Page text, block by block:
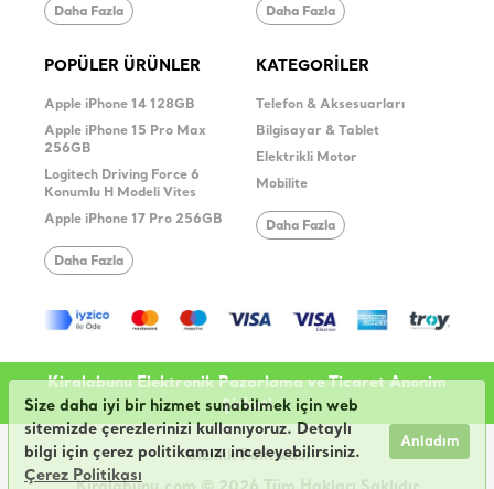
Size daha iyi bir hizmet sunabilmek için web
sitemizde çerezlerinizi kullanıyoruz. Detaylı
bilgi için çerez politikamızı inceleyebilirsiniz.
Çerez Politikası
Anladım
Daha Fazla Daha Fazla
POPÜLER ÜRÜNLER
Apple iPhone 14 128GB
Apple iPhone 15 Pro Max
256GB
Logitech Driving Force 6
Konumlu H Modeli Vites
Apple iPhone 17 Pro 256GB
Daha Fazla
KATEGORİLER
Telefon & Aksesuarları
Bilgisayar & Tablet
Elektrikli Motor
Mobilite
Daha Fazla
Kiralabunu Elektronik Pazarlama ve Ticaret Anonim
Şirketi
Gizlilik Politikası